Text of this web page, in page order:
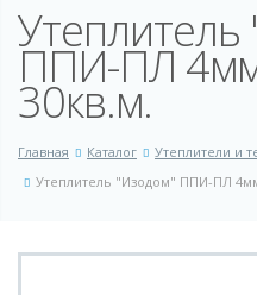
ППИ-ПЛ 4мм
30кв.м.
Главная Каталог
Утеплители и
Утеплитель "Изодом" ППИ-ПЛ 4мм